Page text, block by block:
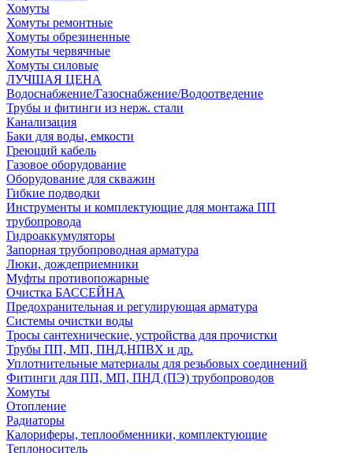
Хомуты
Хомуты ремонтные
Хомуты обрезиненные
Хомуты червячные
Хомуты силовые
ЛУЧШАЯ ЦЕНА
Водоснабжение/Газоснабжение/Водоотведение
Трубы и фитинги из нерж. стали
Канализация
Баки для воды, емкости
Греющий кабель
Газовое оборудование
Оборудование для скважин
Гибкие подводки
Инструменты и комплектующие для монтажа ПП
трубопровода
Гидроаккумуляторы
Запорная трубопроводная арматура
Люки, дождеприемники
Муфты противопожарные
Очистка БАССЕЙНА
Предохранительная и регулирующая арматура
Системы очистки воды
Тросы сантехнические, устройства для прочистки
Трубы ПП, МП, ПНД,НПВХ и др.
Уплотнительные материалы для резьбовых соединений
Фитинги для ПП, МП, ПНД (ПЭ) трубопроводов
Хомуты
Отопление
Радиаторы
Калориферы, теплообменники, комплектующие
Теплоноситель